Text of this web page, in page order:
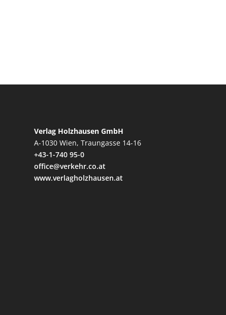
Verlag Holzhausen GmbH
A-1030 Wien, Traungasse 14-16
+43-1-740 95-0
office@verkehr.co.at
www.verlagholzhausen.at